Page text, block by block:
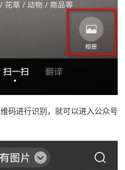
码进行识别，就可以进入公众号